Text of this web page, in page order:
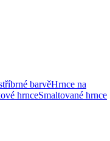
barvěHrnce na
hrnceSmaltované hrnce